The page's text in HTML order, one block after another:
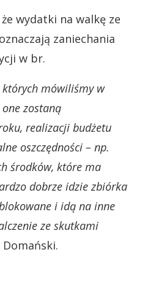
wydatki na walkę ze
zaniechania
w br.
których mówiliśmy w
zostaną
realizacji budżetu
oszczędności – np.
środków, które ma
dobrze idzie zbiórka
i idą na inne
ze skutkami
Domański.